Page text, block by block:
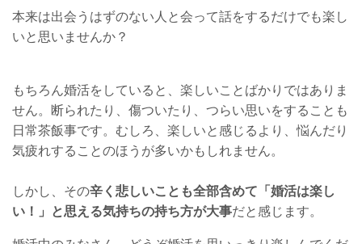
本来は出会うはずのない人と会って話をするだけでも楽し
いと思いませんか？
もちろん婚活をしていると、楽しいことばかりではありま
せん。断られたり、傷ついたり、つらい思いをすることも
日常茶飯事です。むしろ、楽しいと感じるより、悩んだり
気疲れすることのほうが多いかもしれません。
しかし、その辛く悲しいことも全部含めて「婚活は楽し
い！」と思える気持ちの持ち方が大事だと感じます。